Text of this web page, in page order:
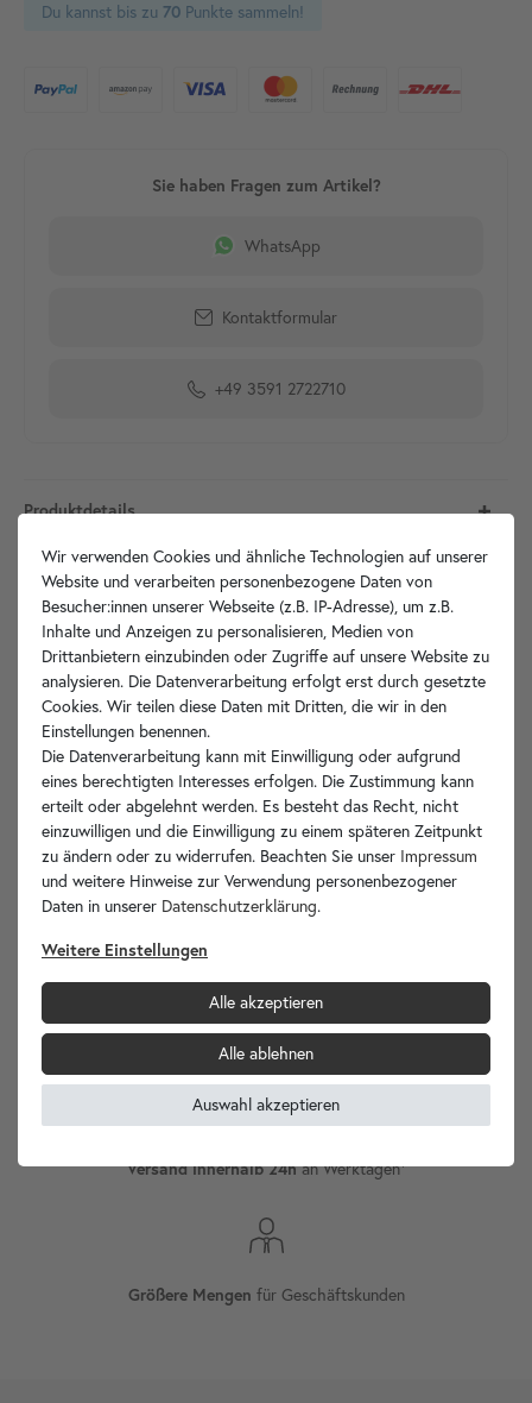
Du kannst bis zu 70 Punkte sammeln!
WhatsApp
Kontaktformular
+49 3591 2722710
Produktdetails
Artikelbeschreibung
Hersteller-Info
Ihre Vorteile
wohnfreuden.de -
Ihr Spezialist für Waschbecken Unikate!
Internationaler
Versand innerhalb 24han Werktagen¹
Größere Mengen für Geschäftskunden
Wir verwenden Cookies und ähnliche Technologien auf unserer
Website und verarbeiten personenbezogene Daten von
Besucher:innen unserer Webseite (z.B. IP-Adresse), um z.B.
Inhalte und Anzeigen zu personalisieren, Medien von
Drittanbietern einzubinden oder Zugriffe auf unsere Website zu
analysieren. Die Datenverarbeitung erfolgt erst durch gesetzte
Cookies. Wir teilen diese Daten mit Dritten, die wir in den
Einstellungen benennen.
Die Datenverarbeitung kann mit Einwilligung oder aufgrund
eines berechtigten Interesses erfolgen. Die Zustimmung kann
erteilt oder abgelehnt werden. Es besteht das Recht, nicht
einzuwilligen und die Einwilligung zu einem späteren Zeitpunkt
zu ändern oder zu widerrufen. Beachten Sie unser Impressum
und weitere Hinweise zur Verwendung personenbezogener
Daten in unserer Daten­schutz­erklärung.
Weitere Einstellungen
Alle akzeptieren
Alle ablehnen
Auswahl akzeptieren